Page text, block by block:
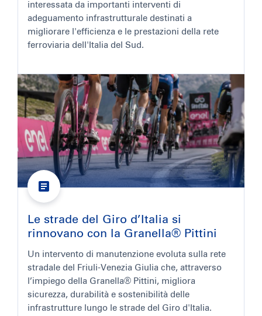
interessata da importanti interventi di
adeguamento infrastrutturale destinati a
migliorare l'efficienza e le prestazioni della rete
ferroviaria dell'Italia del Sud.
Le strade del Giro d’Italia si
rinnovano con la Granella® Pittini
Un intervento di manutenzione evoluta sulla rete
stradale del Friuli-Venezia Giulia che, attraverso
l’impiego della Granella® Pittini, migliora
sicurezza, durabilità e sostenibilità delle
infrastrutture lungo le strade del Giro d'Italia.